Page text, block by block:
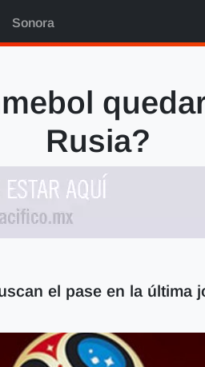
Sonora
Rusia?
el pase en la última